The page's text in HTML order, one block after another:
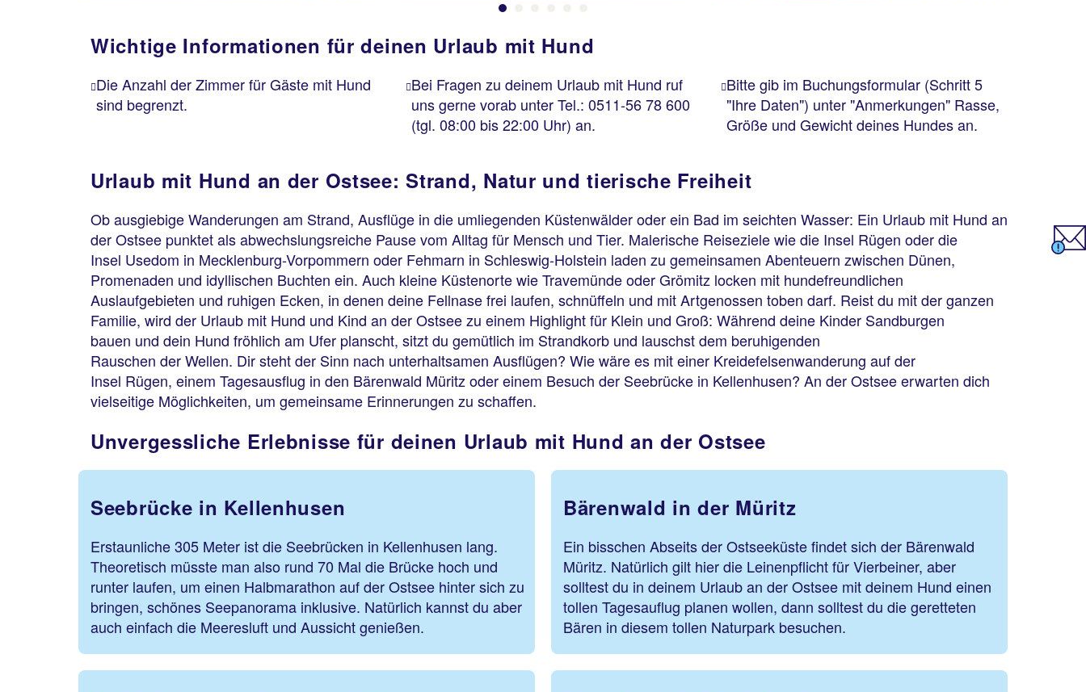
Wichtige Informationen für deinen Urlaub mit Hund
Die Anzahl der Zimmer für Gäste mit Hund
sind begrenzt.
Bei Fragen zu deinem Urlaub mit Hund ruf
uns gerne vorab unter Tel.: 0511-56 78 600
(tgl. 08:00 bis 22:00 Uhr) an.
Bitte gib im Buchungsformular (Schritt 5
"Ihre Daten") unter "Anmerkungen" Rasse,
Größe und Gewicht deines Hundes an.
Urlaub mit Hund an der Ostsee: Strand, Natur und tierische Freiheit
Ob ausgiebige Wanderungen am Strand, Ausflüge in die umliegenden Küstenwälder oder ein Bad im seichten Wasser: Ein Urlaub mit Hund an
der Ostsee punktet als abwechslungsreiche Pause vom Alltag für Mensch und Tier. Malerische Reiseziele wie die Insel Rügen oder die
Insel Usedom in Mecklenburg-Vorpommern oder Fehmarn in Schleswig-Holstein laden zu gemeinsamen Abenteuern zwischen Dünen,
Promenaden und idyllischen Buchten ein. Auch kleine Küstenorte wie Travemünde oder Grömitz locken mit hundefreundlichen
Auslaufgebieten und ruhigen Ecken, in denen deine Fellnase frei laufen, schnüffeln und mit Artgenossen toben darf. Reist du mit der ganzen
Familie, wird der Urlaub mit Hund und Kind an der Ostsee zu einem Highlight für Klein und Groß: Während deine Kinder Sandburgen
bauen und dein Hund fröhlich am Ufer planscht, sitzt du gemütlich im Strandkorb und lauschst dem beruhigenden
Rauschen der Wellen. Dir steht der Sinn nach unterhaltsamen Ausflügen? Wie wäre es mit einer Kreidefelsenwanderung auf der
Insel Rügen, einem Tagesausflug in den Bärenwald Müritz oder einem Besuch der Seebrücke in Kellenhusen? An der Ostsee erwarten dich
vielseitige Möglichkeiten, um gemeinsame Erinnerungen zu schaffen.
Unvergessliche Erlebnisse für deinen Urlaub mit Hund an der Ostsee
Seebrücke in Kellenhusen
Erstaunliche 305 Meter ist die Seebrücken in Kellenhusen lang.
Theoretisch müsste man also rund 70 Mal die Brücke hoch und
runter laufen, um einen Halbmarathon auf der Ostsee hinter sich zu
bringen, schönes Seepanorama inklusive. Natürlich kannst du aber
auch einfach die Meeresluft und Aussicht genießen.
Bärenwald in der Müritz
Ein bisschen Abseits der Ostseeküste findet sich der Bärenwald
Müritz. Natürlich gilt hier die Leinenpflicht für Vierbeiner, aber
solltest du in deinem Urlaub an der Ostsee mit deinem Hund einen
tollen Tagesauflug planen wollen, dann solltest du die geretteten
Bären in diesem tollen Naturpark besuchen.